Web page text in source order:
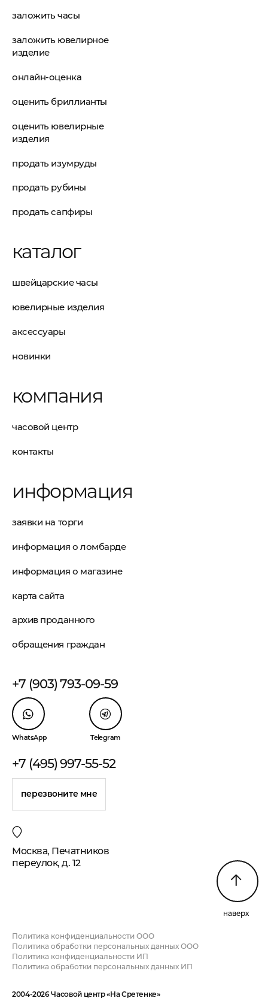
заложить часы
заложить ювелирное
изделие
онлайн-оценка
оценить бриллианты
оценить ювелирные
изделия
продать изумруды
продать рубины
продать сапфиры
каталог
швейцарские часы
ювелирные изделия
аксессуары
новинки
компания
часовой центр
контакты
информация
заявки на торги
информация о ломбарде
информация о магазине
карта сайта
архив проданного
обращения граждан
+7 (903) 793-09-59
WhatsApp Telegram
+7 (495) 997-55-52
перезвоните мне
Москва, Печатников
переулок, д. 12
наверх
Политика конфиденциальности ООО
Политика обработки персональных данных ООО
Политика конфиденциальности ИП
Политика обработки персональных данных ИП
2004-2026 Часовой центр «На Сретенке»